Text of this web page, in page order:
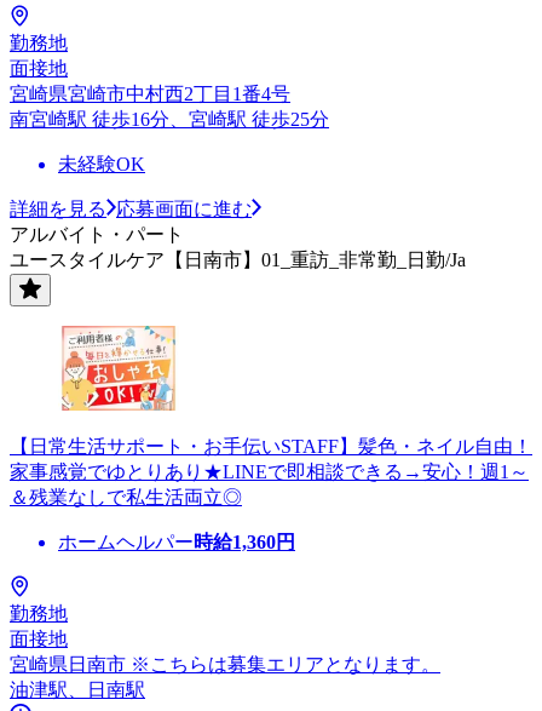
勤務地
面接地
宮崎県宮崎市中村西2丁目1番4号
南宮崎駅 徒歩16分、宮崎駅 徒歩25分
未経験OK
詳細を見る
応募画面に進む
アルバイト・パート
ユースタイルケア【日南市】01_重訪_非常勤_日勤/Ja
【日常生活サポート・お手伝いSTAFF】髪色・ネイル自由！
家事感覚でゆとりあり★LINEで即相談できる→安心！週1～
＆残業なしで私生活両立◎
ホームヘルパー時給1,360円
勤務地
面接地
宮崎県日南市 ※こちらは募集エリアとなります。
油津駅、日南駅